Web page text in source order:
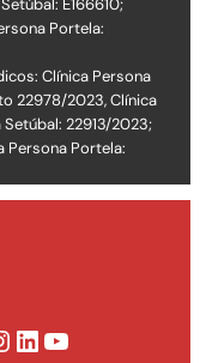
Portela:
Clínica Persona
22978/2023, Clínica
22913/2023;
Persona Portela:
LinkedIn YouTube